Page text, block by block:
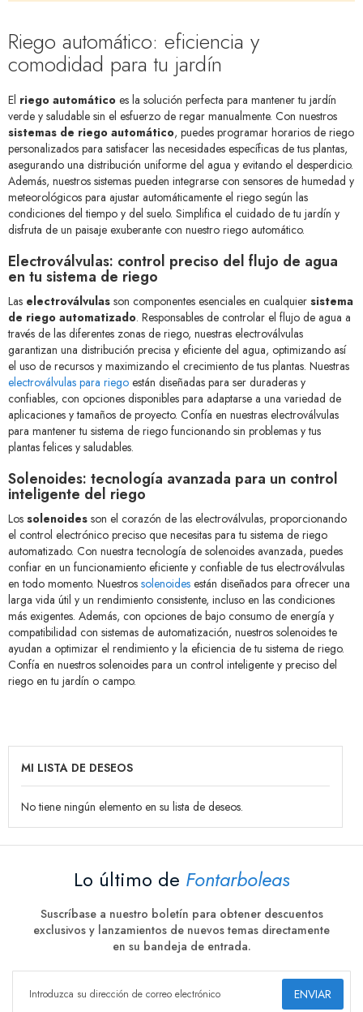
Riego automático: eficiencia y
comodidad para tu jardín
El riego automático es la solución perfecta para mantener tu jardín
verde y saludable sin el esfuerzo de regar manualmente. Con nuestros
sistemas de riego automático, puedes programar horarios de riego
personalizados para satisfacer las necesidades específicas de tus plantas,
asegurando una distribución uniforme del agua y evitando el desperdicio.
Además, nuestros sistemas pueden integrarse con sensores de humedad y
meteorológicos para ajustar automáticamente el riego según las
condiciones del tiempo y del suelo. Simplifica el cuidado de tu jardín y
disfruta de un paisaje exuberante con nuestro riego automático.
Electroválvulas: control preciso del flujo de agua
en tu sistema de riego
Las electroválvulas son componentes esenciales en cualquier sistema
de riego automatizado. Responsables de controlar el flujo de agua a
través de las diferentes zonas de riego, nuestras electroválvulas
garantizan una distribución precisa y eficiente del agua, optimizando así
el uso de recursos y maximizando el crecimiento de tus plantas. Nuestras
electroválvulas para riego están diseñadas para ser duraderas y
confiables, con opciones disponibles para adaptarse a una variedad de
aplicaciones y tamaños de proyecto. Confía en nuestras electroválvulas
para mantener tu sistema de riego funcionando sin problemas y tus
plantas felices y saludables.
Solenoides: tecnología avanzada para un control
inteligente del riego
Los solenoides son el corazón de las electroválvulas, proporcionando
el control electrónico preciso que necesitas para tu sistema de riego
automatizado. Con nuestra tecnología de solenoides avanzada, puedes
confiar en un funcionamiento eficiente y confiable de tus electroválvulas
en todo momento. Nuestros solenoides están diseñados para ofrecer una
larga vida útil y un rendimiento consistente, incluso en las condiciones
más exigentes. Además, con opciones de bajo consumo de energía y
compatibilidad con sistemas de automatización, nuestros solenoides te
ayudan a optimizar el rendimiento y la eficiencia de tu sistema de riego.
Confía en nuestros solenoides para un control inteligente y preciso del
riego en tu jardín o campo.
MI LISTA DE DESEOS
No tiene ningún elemento en su lista de deseos.
Lo último de Fontarboleas
Suscríbase a nuestro boletín para obtener descuentos
exclusivos y lanzamientos de nuevos temas directamente
en su bandeja de entrada.
ENVIAR